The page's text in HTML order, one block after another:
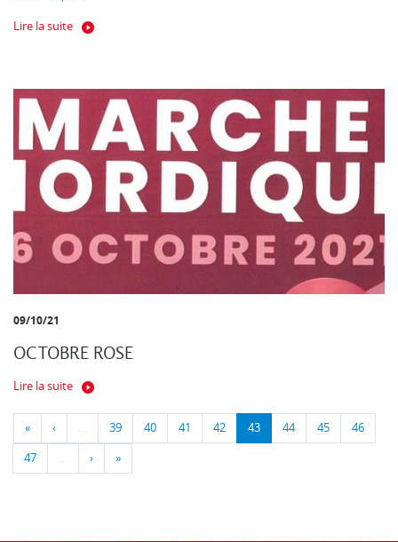
Lire la suite
09/10/21
OCTOBRE ROSE
Lire la suite
« ‹ … 39 40 41 42 43 44 45 46
47 … › »